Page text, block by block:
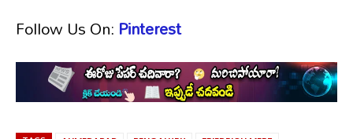
Follow Us On:Pinterest